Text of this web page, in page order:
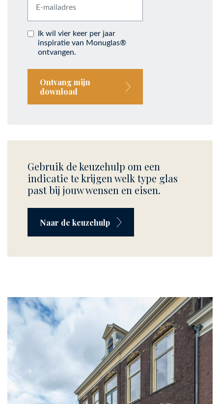
Ik wil vier keer per jaar
inspiratie van Monuglas®
ontvangen.
Ontvang mijn
download
Gebruik de keuzehulp om een
indicatie te krijgen welk type glas
past bij jouw wensen en eisen.
Naar de keuzehulp